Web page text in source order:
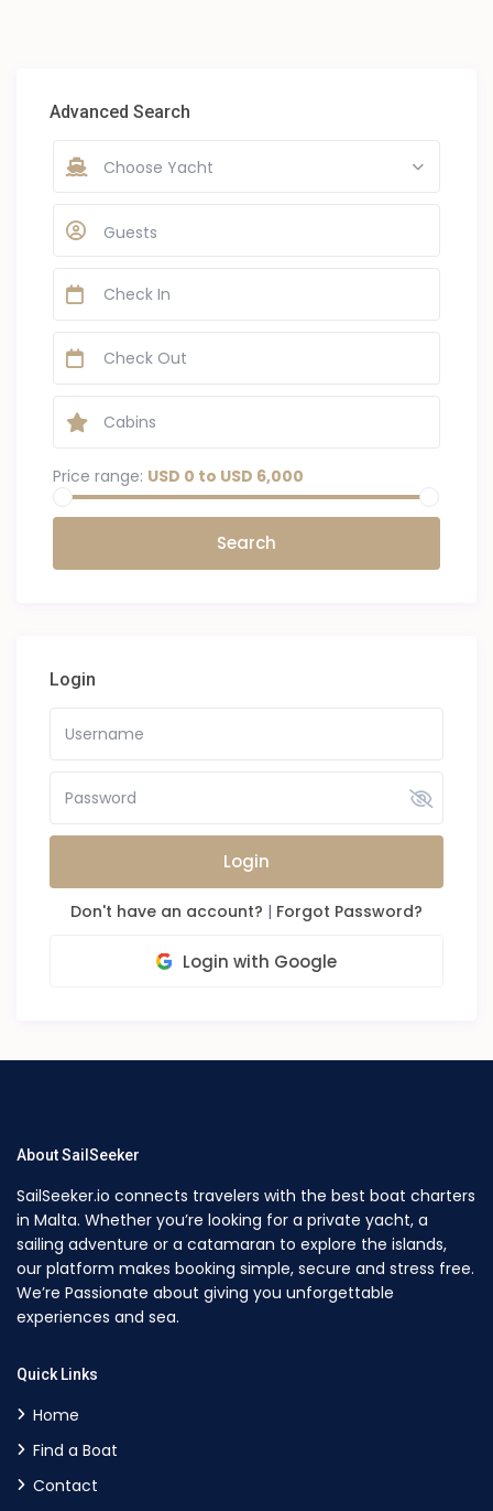
Advanced Search
Choose Yacht
Guests
Price range: USD 0 to USD 6,000
Login
Login
Don't have an account? | Forgot Password?
Login with Google
About SailSeeker
SailSeeker.io connects travelers with the best boat charters
in Malta. Whether you’re looking for a private yacht, a
sailing adventure or a catamaran to explore the islands,
our platform makes booking simple, secure and stress free.
We’re Passionate about giving you unforgettable
experiences and sea.
Quick Links
Home
Find a Boat
Contact